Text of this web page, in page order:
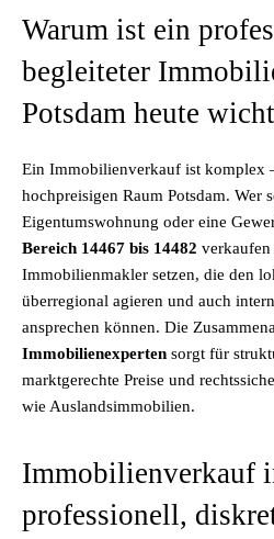
Warum ist ein
begleiteter
Potsdam heute
Ein Immobilienverkauf ist komplex
hochpreisigen Raum Potsdam. Wer
Eigentumswohnung oder eine
Bereich 14467 bis 14482 verkaufen
Immobilienmakler setzen, die den
überregional agieren und auch
ansprechen können. Die
Immobilienexperten sorgt für
marktgerechte Preise und
wie Auslandsimmobilien.
Immobilienverkauf
professionell,